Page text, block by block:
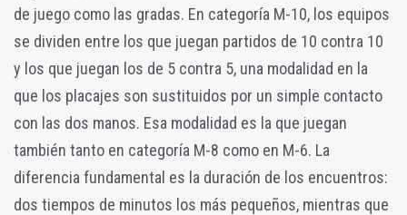
de juego como las gradas. En categoría M-10, los equipos
se dividen entre los que juegan partidos de 10 contra 10
y los que juegan los de 5 contra 5, una modalidad en la
que los placajes son sustituidos por un simple contacto
con las dos manos. Esa modalidad es la que juegan
también tanto en categoría M-8 como en M-6. La
diferencia fundamental es la duración de los encuentros:
dos tiempos de minutos los más pequeños, mientras que